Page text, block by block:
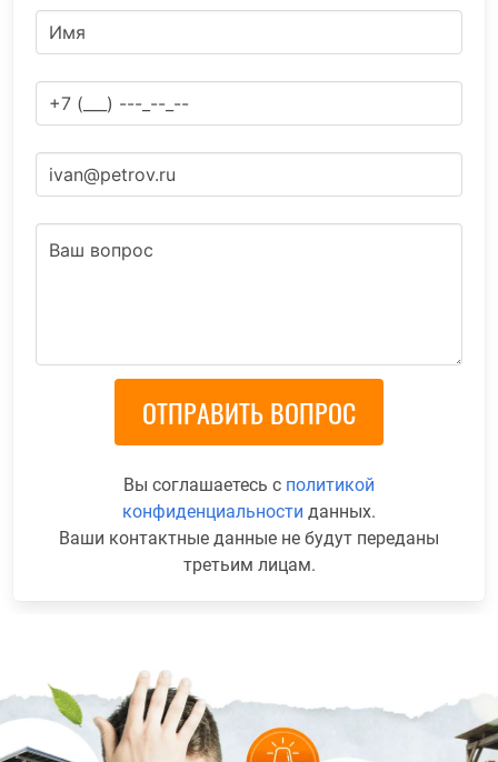
Вы соглашаетесь с политикой
конфиденциальности данных.
Ваши контактные данные не будут переданы
третьим лицам.